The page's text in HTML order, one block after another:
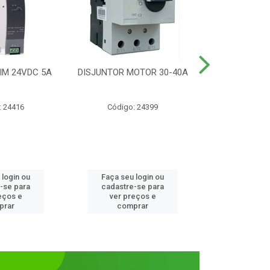
24VDC 5A
24416
login ou
se para
e
DISJUNTOR MOTOR 30-40A
Código: 24399
Faça seu login ou
cadastre-se para
ver preços e
comprar